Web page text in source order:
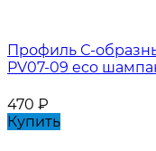
Профиль С-
PV07-09 eco
470 ₽
Купить